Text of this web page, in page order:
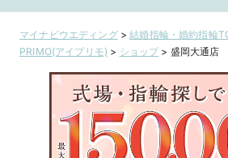
マイナビウエディング>結婚指輪・婚約指輪
PRIMO(アイプリモ) > ショップ > 盛岡大通店